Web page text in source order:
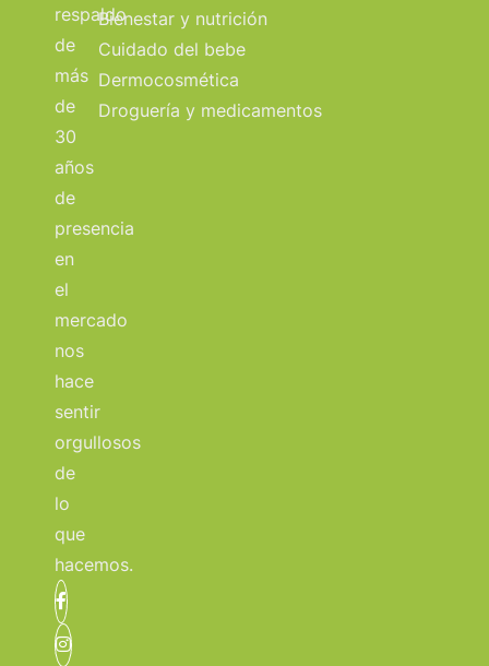
respaldo
de
más
de
30
años
de
presencia
en
el
mercado
nos
hace
sentir
orgullosos
de
lo
que
hacemos.
Bienestar y nutrición
Cuidado del bebe
Dermocosmética
Droguería y medicamentos